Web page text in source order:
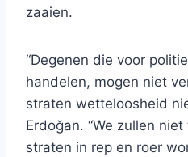
zaaien.
“Degenen die voor
handelen, mogen niet
straten wetteloosheid
Erdoğan. “We zullen
straten in rep en roer